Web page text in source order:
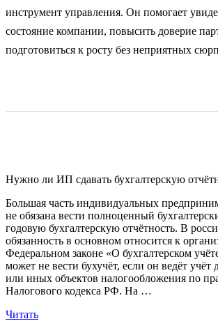
инструмент управления. Он помогает
состояние компании, повысить доверие
подготовиться к росту без неприятных
Нужно ли ИП сдавать бухгалтерскую
Большая часть индивидуальных
не обязана вести полноценный
годовую бухгалтерскую отчётность. В
обязанность в основном относится к
Федеральном законе «О бухгалтерском
может не вести бухучёт, если он ведёт учёт
или иных объектов налогообложения по
Налогового кодекса РФ. На …
Читать